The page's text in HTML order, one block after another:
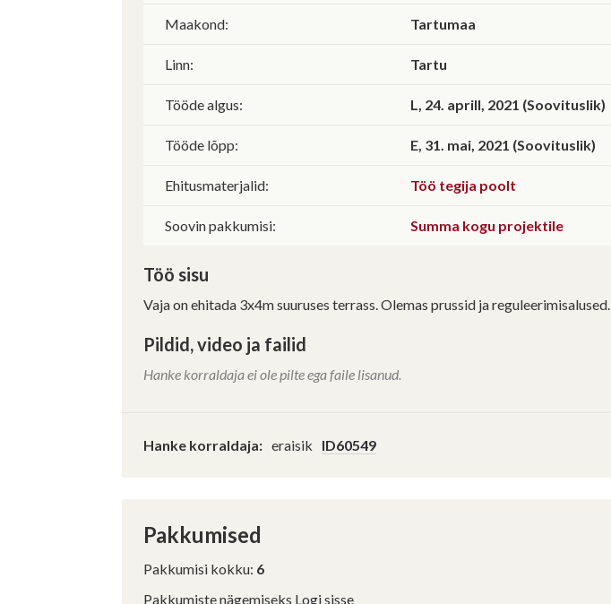
Maakond: Tartumaa
Linn: Tartu
Tööde algus: L, 24. aprill, 2021 (Soovituslik)
Tööde lõpp: E, 31. mai, 2021 (Soovituslik)
Ehitusmaterjalid: Töö tegija poolt
Soovin pakkumisi: Summa kogu projektile
Töö sisu
Vaja on ehitada 3x4m suuruses terrass. Olemas prussid ja reguleerimisalused.
Pildid, video ja failid
Hanke korraldaja ei ole pilte ega faile lisanud.
Hanke korraldaja: eraisik ID60549
Pakkumised
Pakkumisi kokku: 6
Pakkumiste nägemiseks Logi sisse